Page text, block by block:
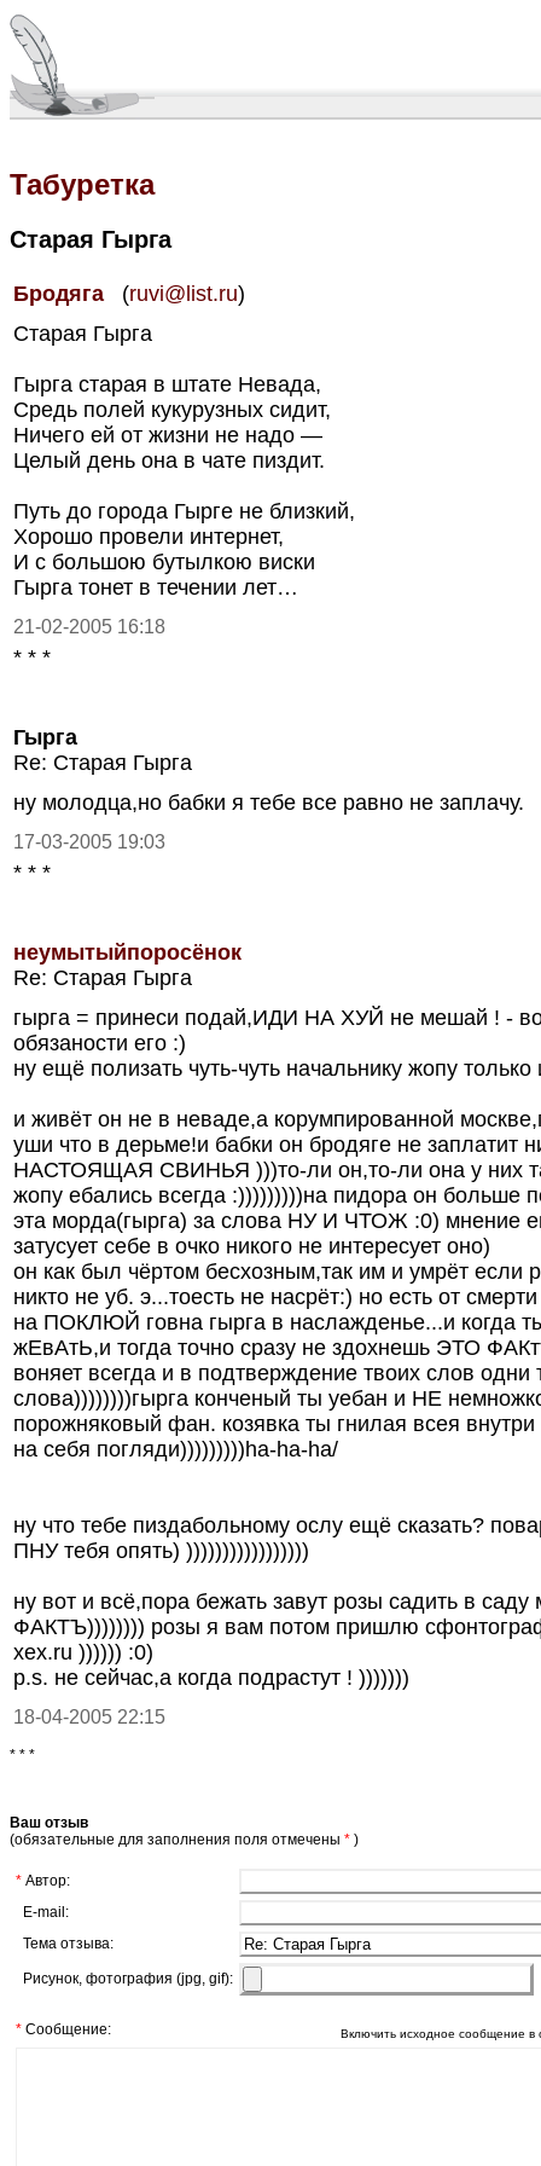
Табуретка
Старая Гырга
Бродяга (ruvi@list.ru)
Старая Гырга
Гырга старая в штате Невада,
Средь полей кукурузных сидит,
Ничего ей от жизни не надо —
Целый день она в чате пиздит.
Путь до города Гырге не близкий,
Хорошо провели интернет,
И с большою бутылкою виски
Гырга тонет в течении лет…
21-02-2005 16:18
* * *
Гырга
Re: Старая Гырга
ну молодца,но бабки я тебе все равно не заплачу.
17-03-2005 19:03
* * *
неумытыйпоросёнок
Re: Старая Гырга
гырга = принеси подай,ИДИ НА ХУЙ не мешай ! -
обязаности его :)
ну ещё полизать чуть-чуть начальнику жопу только
и живёт он не в неваде,а корумпированной
уши что в дерьме!и бабки он бродяге не заплатит
НАСТОЯЩАЯ СВИНЬЯ )))то-ли он,то-ли она у них
жопу ебались всегда :)))))))))на пидора он больше
эта морда(гырга) за слова НУ И ЧТОЖ :0) мнение
затусует себе в очко никого не интересует оно)
он как был чёртом бесхозным,так им и умрёт если
никто не уб. э...тоесть не насрёт:) но есть от
на ПОКЛЮЙ говна гырга в наслажденье...и когда
жЕвАтЬ,и тогда точно сразу не здохнешь ЭТО
воняет всегда и в подтверждение твоих слов одни
слова))))))))гырга конченый ты уебан и НЕ
порожняковый фан. козявка ты гнилая всея внутри
на себя погляди)))))))))ha-ha-ha/
ну что тебе пиздабольному ослу ещё сказать?
ПНУ тебя опять) )))))))))))))))))
ну вот и всё,пора бежать завут розы садить в саду
ФАКТЪ)))))))) розы я вам потом пришлю
xex.ru )))))) :0)
p.s. не сейчас,а когда подрастут ! )))))))
18-04-2005 22:15
* * *
Ваш отзыв
(обязательные для заполнения поля отмечены * )
* Автор:
E-mail:
Тема отзыва:
Рисунок, фотография (jpg, gif):
* Сообщение: Включить исходное сообщение в